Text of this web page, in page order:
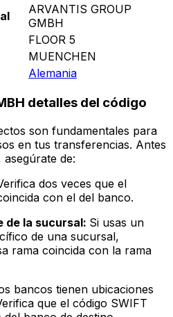
ARVANTIS GROUP
GMBH
FLOOR 5
MUENCHEN
Alemania
detalles del código
son fundamentales para
en tus transferencias. Antes
de:
dos veces que el
con el del banco.
de la sucursal: Si usas un
de una sucursal,
rama coincida con la rama
bancos tienen ubicaciones
que el código SWIFT